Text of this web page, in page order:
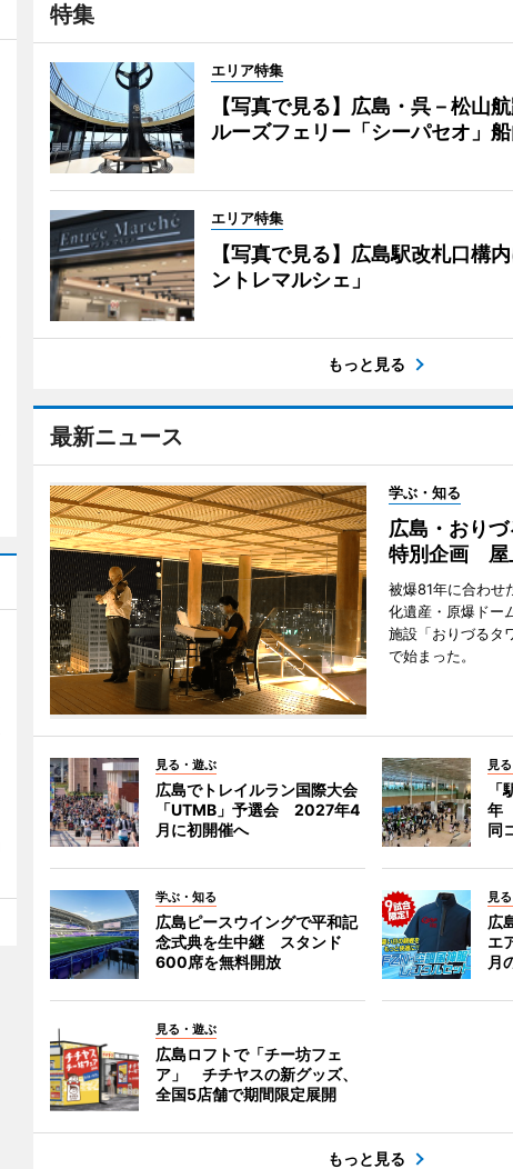
特集
エリア特集
【写真で見る】広島・呉－松山
ルーズフェリー「シーパセオ」
エリア特集
【写真で見る】広島駅改札口構
ントレマルシェ」
もっと見る
最新ニュース
学ぶ・知る
広島・おり
特別企画 屋
被爆81年に合わせ
化遺産・原爆ドー
施設「おりづるタ
で始まった。
見る・遊ぶ
広島でトレイルラン国際大会
「UTMB」予選会 2027年4
月に初開催へ
見
年
同
学ぶ・知る
広島ピースウイングで平和記
念式典を生中継 スタンド
600席を無料開放
見
広
エ
月
見る・遊ぶ
広島ロフトで「チー坊フェ
ア」 チチヤスの新グッズ、
全国5店舗で期間限定展開
もっと見る